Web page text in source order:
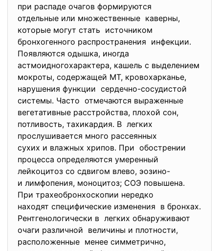
при распаде очагов формируются
отдельные или множественные каверны,
которые могут стать источником
бронхогенного распространения инфекции.
Появляются одышка, иногда
астмоидногохарактера, кашель с выделением
мокроты, содержащей МТ, кровохарканье,
нарушения функции сердечно-сосудистой
системы. Часто отмечаются выраженные
вегетативные расстройства, плохой сон,
потливость, тахикардия. В легких
прослушивается много рассеянных
сухих и влажных хрипов. При обострении
процесса определяются умеренный
лейкоцитоз со сдвигом влево, эозино-
и лимфопения, моноцитоз; СОЭ повышена.
При трахеобронхоскопии нередко
находят специфические изменения в бронхах.
Рентгенологически в легких обнаруживают
очаги различной величины и плотности,
расположенные менее симметрично,